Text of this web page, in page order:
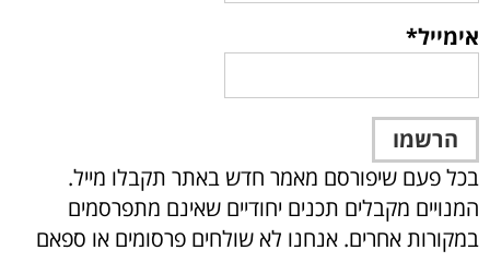
אימייל*
בכל פעם שיפורסם מאמר חדש באתר תקבלו מייל.
המנויים מקבלים תכנים יחודיים שאינם מתפרסמים
במקורות אחרים. אנחנו לא שולחים פרסומים או ספאם